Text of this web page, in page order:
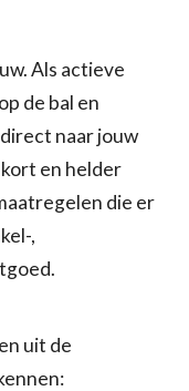
Als actieve
de bal en
naar jouw
en helder
die er
,
uit de